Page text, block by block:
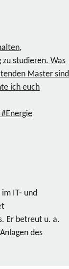
studieren. Was
Master sind
ich euch
#Energie
IT- und
Er betreut u. a.
des